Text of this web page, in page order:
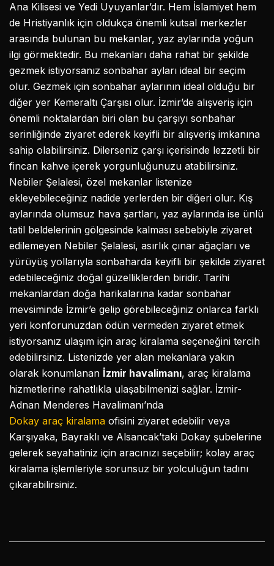
Ana Kilisesi ve Yedi Uyuyanlar’dır. Hem İslamiyet hem
de Hristiyanlık için oldukça önemli kutsal merkezler
arasında bulunan bu mekanlar, yaz aylarında yoğun
ilgi görmektedir. Bu mekanları daha rahat bir şekilde
gezmek istiyorsanız sonbahar ayları ideal bir seçim
olur. Gezmek için sonbahar aylarının ideal olduğu bir
diğer yer Kemeraltı Çarşısı olur. İzmir’de alışveriş için
önemli noktalardan biri olan bu çarşıyı sonbahar
serinliğinde ziyaret ederek keyifli bir alışveriş imkanına
sahip olabilirsiniz. Dilerseniz çarşı içerisinde lezzetli bir
fincan kahve içerek yorgunluğunuzu atabilirsiniz.
Nebiler Şelalesi, özel mekanlar listenize
ekleyebileceğiniz nadide yerlerden bir diğeri olur. Kış
aylarında olumsuz hava şartları, yaz aylarında ise ünlü
tatil beldelerinin gölgesinde kalması sebebiyle ziyaret
edilemeyen Nebiler Şelalesi, asırlık çınar ağaçları ve
yürüyüş yollarıyla sonbaharda keyifli bir şekilde ziyaret
edebileceğiniz doğal güzelliklerden biridir. Tarihi
mekanlardan doğa harikalarına kadar sonbahar
mevsiminde İzmir’e gelip görebileceğiniz onlarca farklı
yeri konforunuzdan ödün vermeden ziyaret etmek
istiyorsanız ulaşım için araç kiralama seçeneğini tercih
edebilirsiniz. Listenizde yer alan mekanlara yakın
olarak konumlanan İzmir havalimanı, araç kiralama
hizmetlerine rahatlıkla ulaşabilmenizi sağlar. İzmir-
Adnan Menderes Havalimanı’nda
Dokay araç kiralama ofisini ziyaret edebilir veya
Karşıyaka, Bayraklı ve Alsancak’taki Dokay şubelerine
gelerek seyahatiniz için aracınızı seçebilir; kolay araç
kiralama işlemleriyle sorunsuz bir yolculuğun tadını
çıkarabilirsiniz.